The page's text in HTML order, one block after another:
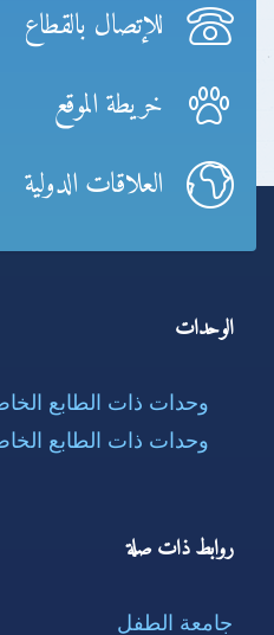
للإتصال بالقطاع
خريطة الموقع
العلاقات الدولية
الوحدات
وحدات ذات الطابع
وحدات ذات الطابع
روابط ذات صلة
جامعة الطفل